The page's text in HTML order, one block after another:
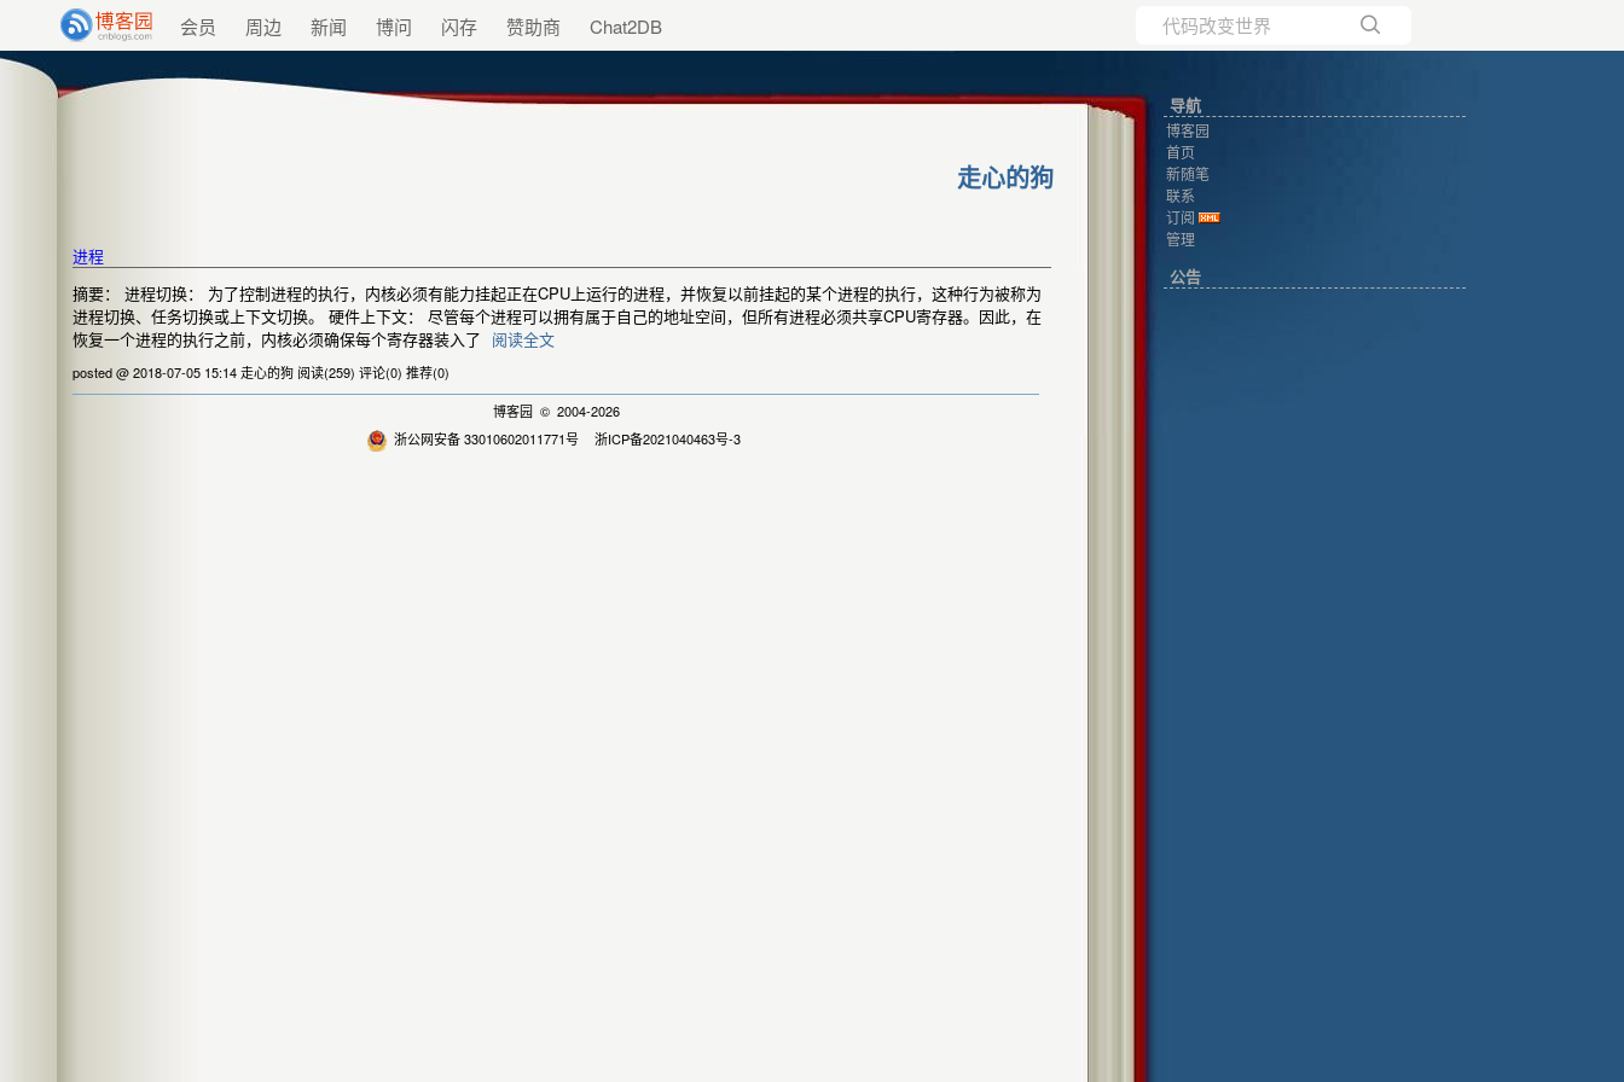
会员 周边 新闻 博问 闪存 赞助商 Chat2DB
走心的狗
进程
摘要： 进程切换： 为了控制进程的执行，内核必须有能力挂起正在CPU上运行的进程，并恢复以前挂起的某个进程的执行，这种行为被称为
进程切换、任务切换或上下文切换。 硬件上下文： 尽管每个进程可以拥有属于自己的地址空间，但所有进程必须共享CPU寄存器。因此，在
恢复一个进程的执行之前，内核必须确保每个寄存器装入了 阅读全文
posted @ 2018-07-05 15:14 走心的狗 阅读(259) 评论(0) 推荐(0)
博客园© 2004-2026
浙公网安备 33010602011771号
浙ICP备2021040463号-3
导航
博客园
首页
新随笔
联系
订阅
管理
公告